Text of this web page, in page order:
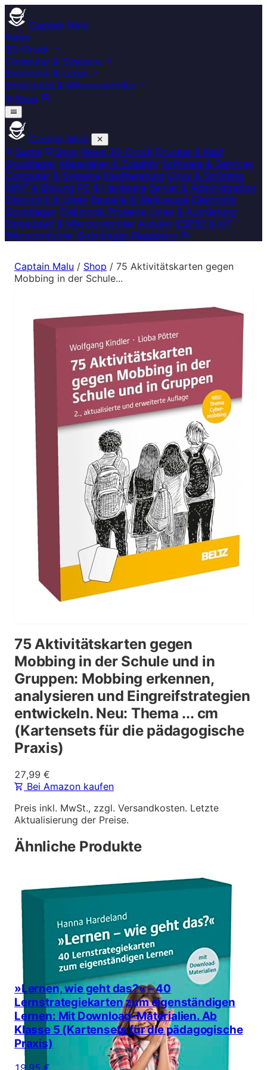
Captain Malu
News
3D-Druck
Computer & Systeme
Elektronik & Löten
Embedded & Mikrocontroller
Shop
Captain Malu
Suche
Shop News 3D-Druck Drucker & Kauf
Grundlagen Materialien & Zubehör Software & Services
Computer & Systeme Kaufberatung Linux & Scripting
MINT & Bildung PC & Hardware Server & Administration
Elektronik & Löten Bauteile & Werkzeuge Elektronik
Grundlagen Elektronik Projekte Löten & Ausrüstung
Embedded & Mikrocontroller Arduino ESP32 & IoT
Mikrocontroller Grundlagen Raspberry Pi
Captain Malu / Shop / 75 Aktivitätskarten gegen
Mobbing in der Schule...
75 Aktivitätskarten gegen
Mobbing in der Schule und in
Gruppen: Mobbing erkennen,
analysieren und Eingreifstrategien
entwickeln. Neu: Thema ... cm
(Kartensets für die pädagogische
Praxis)
27,99 €
Bei Amazon kaufen
Preis inkl. MwSt., zzgl. Versandkosten. Letzte
Aktualisierung der Preise.
Ähnliche Produkte
»Lernen, wie geht das?« – 40
Lernstrategiekarten zum eigenständigen
Lernen: Mit Download-Materialien. Ab
Klasse 5 (Kartensets für die pädagogische
Praxis)